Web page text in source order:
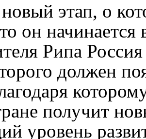
этап, о
он
Рипа
должен
получит
уровень